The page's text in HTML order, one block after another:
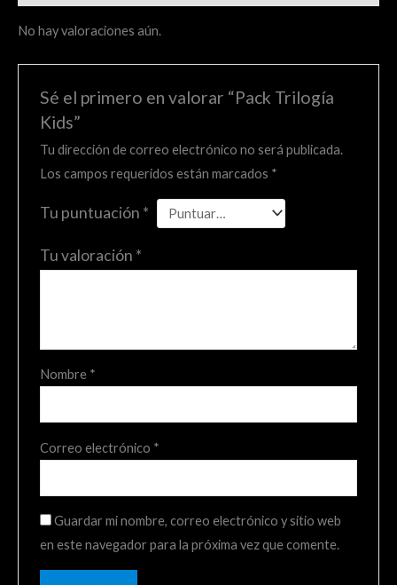
No hay valoraciones aún.
Sé el primero en valorar “Pack Trilogía
Kids”
Tu dirección de correo electrónico no será publicada.
Los campos requeridos están marcados *
Tu puntuación *
Tu valoración *
Nombre *
Correo electrónico *
Guardar mi nombre, correo electrónico y sitio web
en este navegador para la próxima vez que comente.